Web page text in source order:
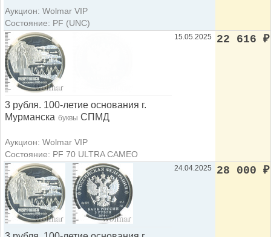
Аукцион: Wolmar VIP
Состояние: PF (UNC)
3 рубля. 100-летие основания г.
Мурманска буквы СПМД
Аукцион: Wolmar VIP
Состояние: PF 70 ULTRA CAMEO
15.05.2025 22 616 ₽
24.04.2025 28 000 ₽